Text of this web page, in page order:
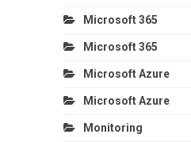
Microsoft 365
Microsoft 365
Microsoft Azure
Microsoft Azure
Monitoring